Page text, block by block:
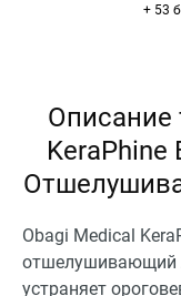
+ 53
Описание
KeraPhine
Obagi Medical
отшелушивающий
устраняет